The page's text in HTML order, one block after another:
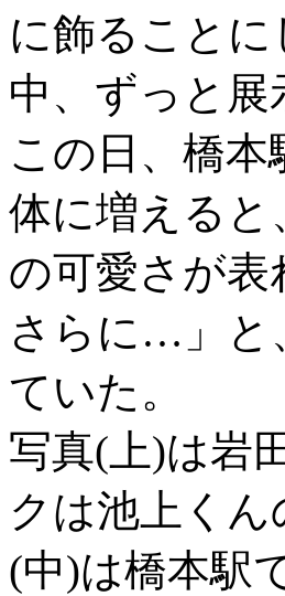
に飾ること
中、ずっと
この日、橋
体に増えると
の可愛さが
さらに…」と
ていた。
写真(上)は岩
クは池上く
(中)は橋本駅